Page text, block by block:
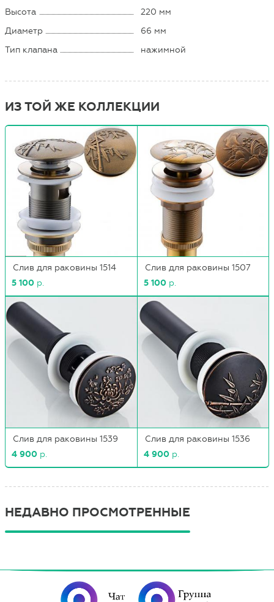
Высота
220 мм
Диаметр
66 мм
Тип клапана
нажимной
ИЗ ТОЙ ЖЕ КОЛЛЕКЦИИ
Слив для раковины 1514
5 100 р.
Слив для раковины 1507
5 100 р.
Слив для раковины 1539
4 900 р.
Слив для раковины 1536
4 900 р.
НЕДАВНО ПРОСМОТРЕННЫЕ